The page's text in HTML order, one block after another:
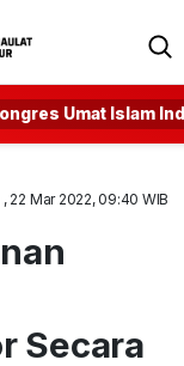
Umat Islam
22 Mar 2022, 09:40 WIB
Secara